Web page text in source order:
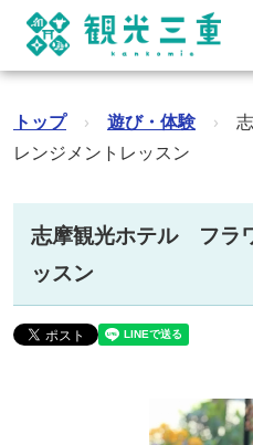
トップ › 遊び・体験 ›
レンジメントレッスン
志摩観光ホテル フラ
ッスン